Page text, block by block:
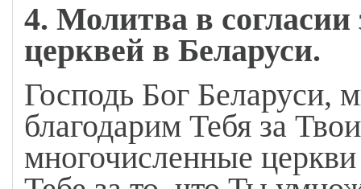
4. Молитва в
церквей в Беларуси.
Господь Бог Беларуси,
благодарим Тебя за
многочисленные